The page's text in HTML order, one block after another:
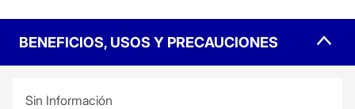
BENEFICIOS, USOS Y PRECAUCIONES
Sin Información